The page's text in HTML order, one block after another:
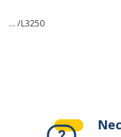
... /L3250